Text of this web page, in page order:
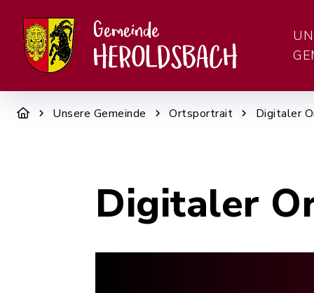
Unsere Gemeinde Ortsportrait Digitaler
Digitaler